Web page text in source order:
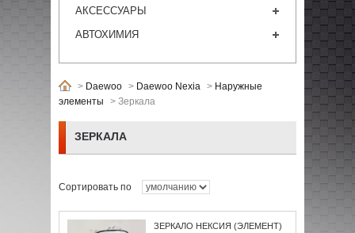
АКСЕССУАРЫ
АВТОХИМИЯ
> Daewoo > Daewoo Nexia > Наружные
элементы
> Зеркала
ЗЕРКАЛА
Сортировать по
ЗЕРКАЛО НЕКСИЯ (ЭЛЕМЕНТ)